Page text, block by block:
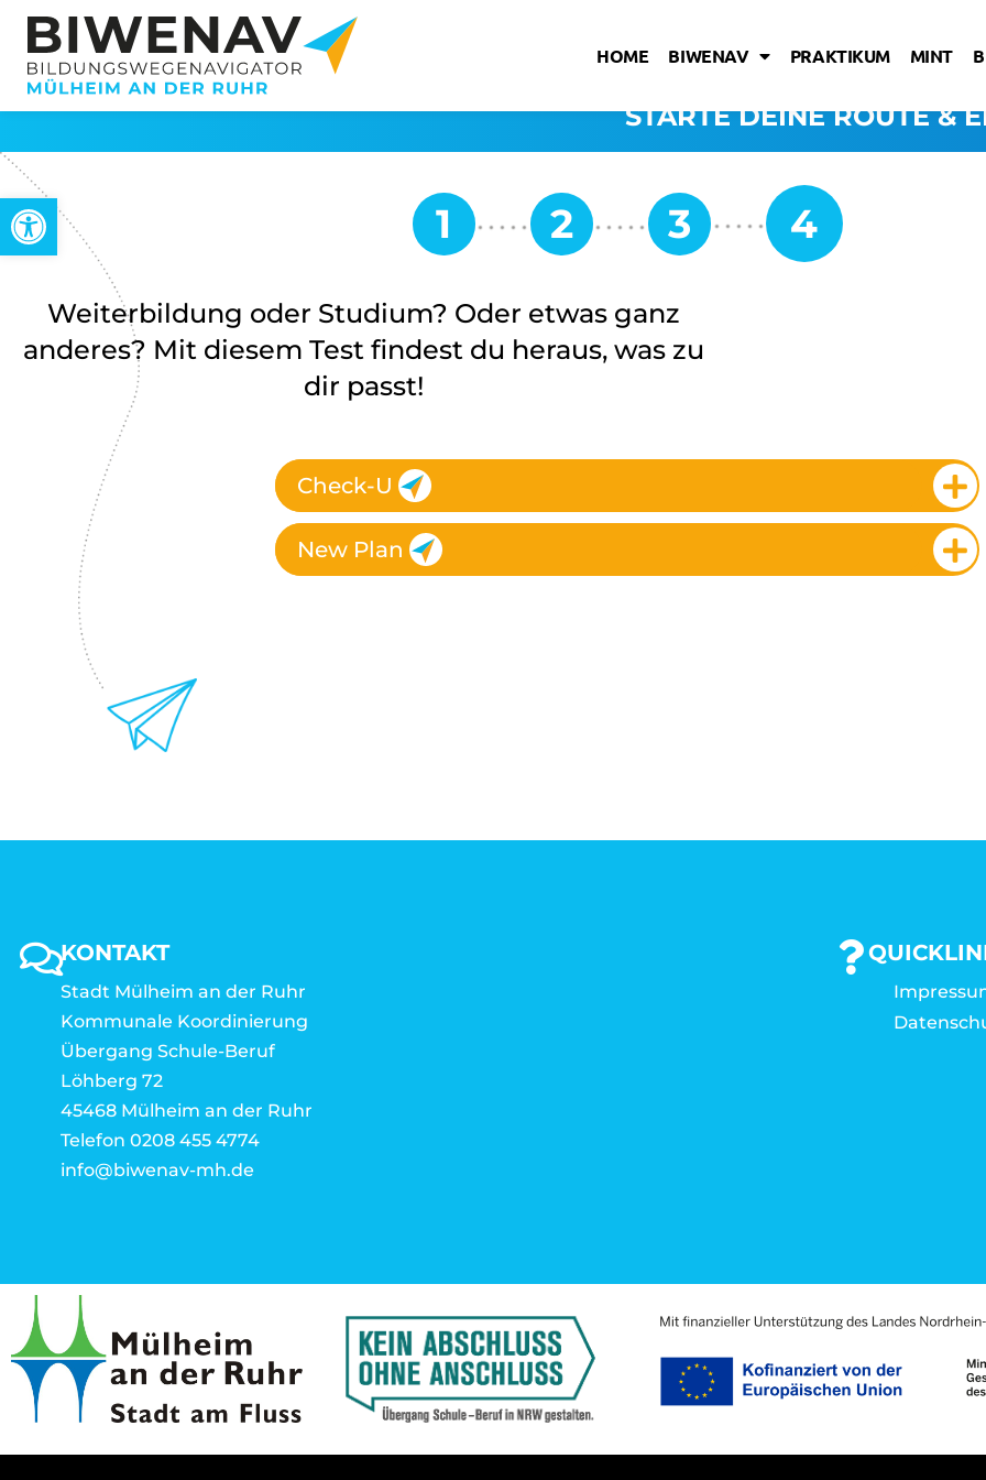
Open toolbar
HOME BIWENAV PRAKTIKUM MINT
STARTE DEINE ROUTE &
Weiterbildung oder Studium? Oder etwas ganz
anderes? Mit diesem Test findest du heraus, was zu
dir passt!
Check-U
New Plan
KONTAKT
Stadt Mülheim an der Ruhr
Kommunale Koordinierung
Übergang Schule-Beruf
Löhberg 72
45468 Mülheim an der Ruhr
Telefon 0208 455 4774
info@biwenav-mh.de